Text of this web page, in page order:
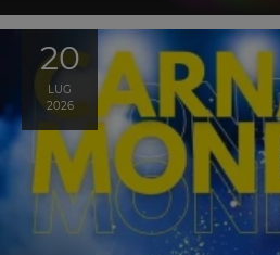
20
LUG
2026